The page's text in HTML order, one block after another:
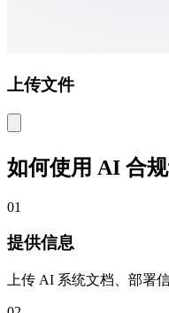
上传文件
如何使用 AI 合
01
提供信息
上传 AI 系统文档、部署